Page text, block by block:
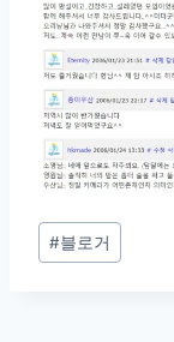
Post
Tags:
#블로거